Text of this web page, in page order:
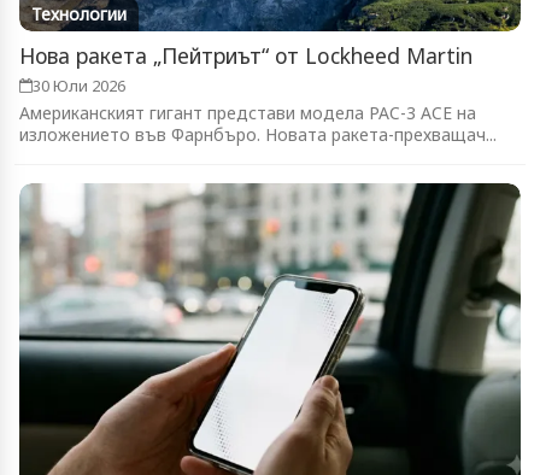
Технологии
Нова ракета „Пейтриът“ от Lockheed Martin
30 Юли 2026
Американският гигант представи модела PAC-3 ACE на
изложението във Фарнбъро. Новата ракета-прехващач...